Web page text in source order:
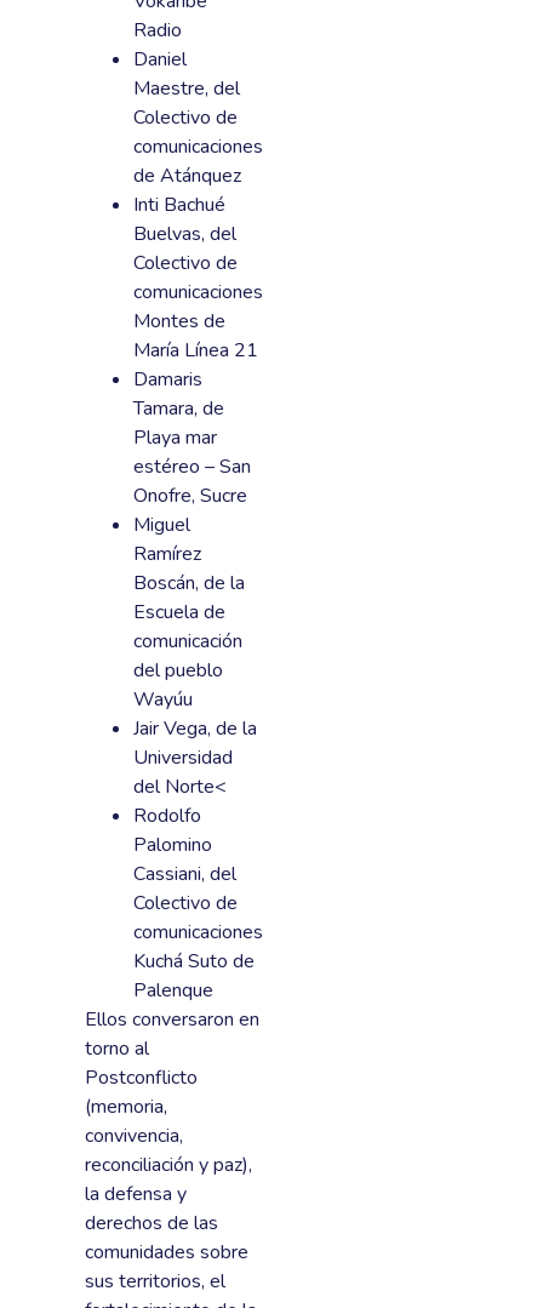
Radio
Daniel
Maestre, del
Colectivo de
comunicaciones
de Atánquez
Inti Bachué
Buelvas, del
Colectivo de
comunicaciones
Montes de
María Línea 21
Damaris
Tamara, de
Playa mar
estéreo – San
Onofre, Sucre
Miguel
Ramírez
Boscán, de la
Escuela de
comunicación
del pueblo
Wayúu
Jair Vega, de la
Universidad
del Norte<
Rodolfo
Palomino
Cassiani, del
Colectivo de
comunicaciones
Kuchá Suto de
Palenque
Ellos conversaron en
torno al
Postconflicto
(memoria,
convivencia,
reconciliación y paz),
la defensa y
derechos de las
comunidades sobre
sus territorios, el